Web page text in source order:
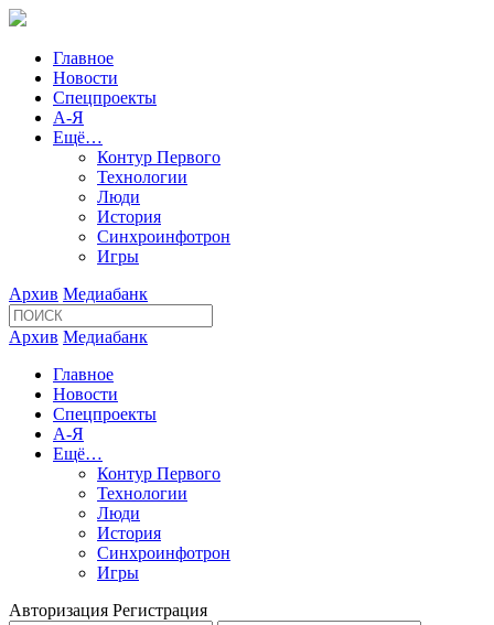
Главное
Новости
Спецпроекты
А-Я
Ещё…
Контур Первого
Технологии
Люди
История
Синхроинфотрон
Игры
Архив Медиабанк
Архив Медиабанк
Главное
Новости
Спецпроекты
А-Я
Ещё…
Контур Первого
Технологии
Люди
История
Синхроинфотрон
Игры
Авторизация Регистрация